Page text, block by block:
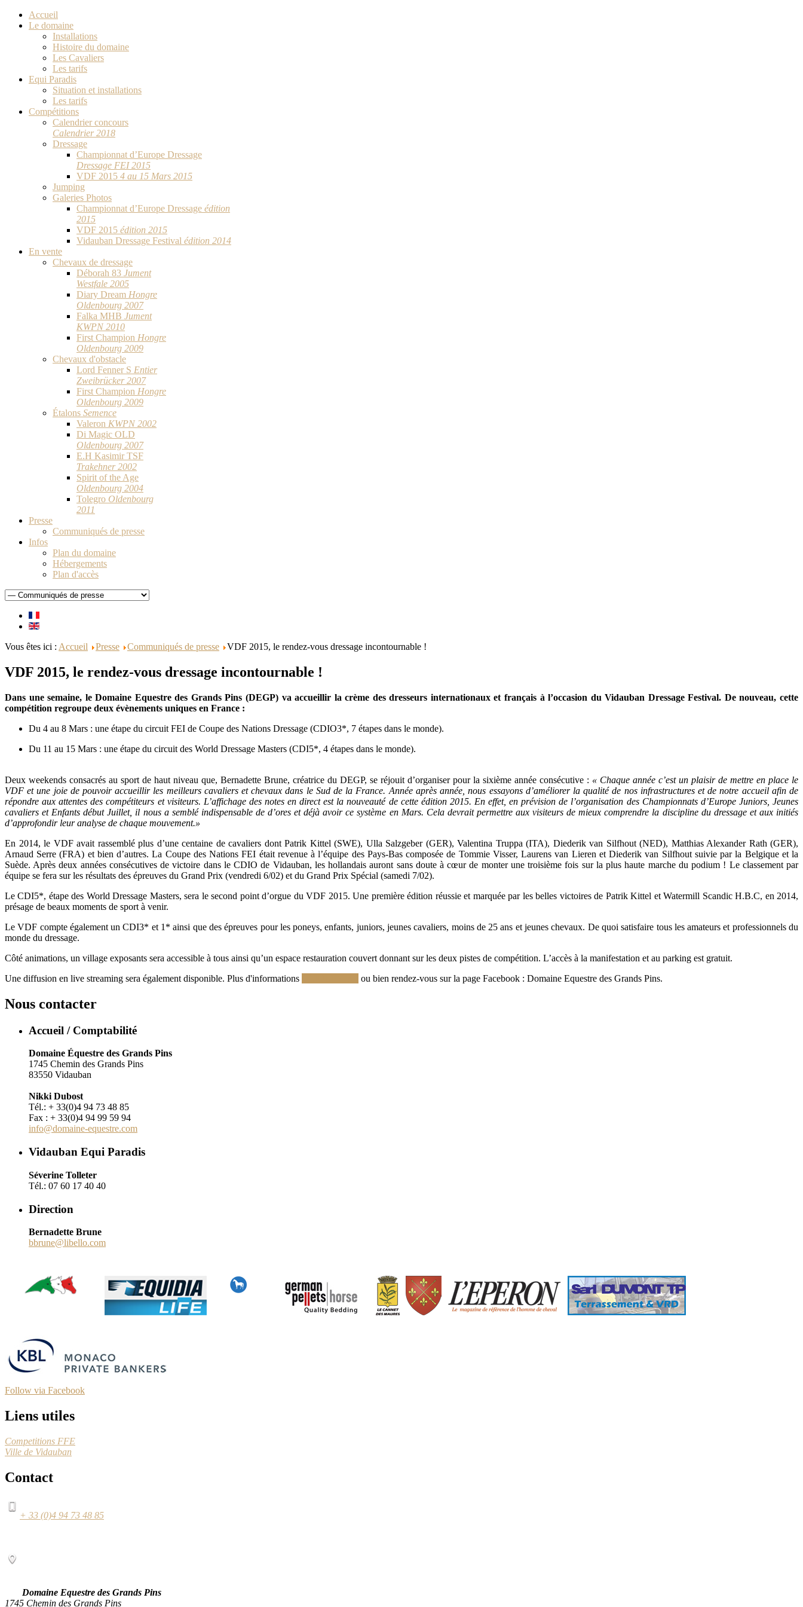
Accueil
Le domaine
Installations
Histoire du domaine
Les Cavaliers
Les tarifs
Equi Paradis
Situation et installations
Les tarifs
Compétitions
Calendrier concours
Calendrier 2018
Dressage
Championnat d’Europe Dressage
Dressage FEI 2015
VDF 2015 4 au 15 Mars 2015
Jumping
Galeries Photos
Championnat d’Europe Dressage édition
2015
VDF 2015 édition 2015
Vidauban Dressage Festival édition 2014
En vente
Chevaux de dressage
Déborah 83 Jument
Westfale 2005
Diary Dream Hongre
Oldenbourg 2007
Falka MHB Jument
KWPN 2010
First Champion Hongre
Oldenbourg 2009
Chevaux d'obstacle
Lord Fenner S Entier
Zweibrücker 2007
First Champion Hongre
Oldenbourg 2009
Étalons Semence
Valeron KWPN 2002
Di Magic OLD
Oldenbourg 2007
E.H Kasimir TSF
Trakehner 2002
Spirit of the Age
Oldenbourg 2004
Tolegro Oldenbourg
2011
Presse
Communiqués de presse
Infos
Plan du domaine
Hébergements
Plan d'accès
Vous êtes ici : Accueil Presse Communiqués de presse VDF 2015, le rendez-vous dressage incontournable !
VDF 2015, le rendez-vous dressage incontournable !
Dans une semaine, le Domaine Equestre des Grands Pins (DEGP) va accueillir la crème des dresseurs internationaux et français à l’occasion du Vidauban Dressage Festival. De nouveau, cette
compétition regroupe deux évènements uniques en France :
Du 4 au 8 Mars : une étape du circuit FEI de Coupe des Nations Dressage (CDIO3*, 7 étapes dans le monde).
Du 11 au 15 Mars : une étape du circuit des World Dressage Masters (CDI5*, 4 étapes dans le monde).
Deux weekends consacrés au sport de haut niveau que, Bernadette Brune, créatrice du DEGP, se réjouit d’organiser pour la sixième année consécutive : « Chaque année c’est un plaisir de mettre en place le
VDF et une joie de pouvoir accueillir les meilleurs cavaliers et chevaux dans le Sud de la France. Année après année, nous essayons d’améliorer la qualité de nos infrastructures et de notre accueil afin de
répondre aux attentes des compétiteurs et visiteurs. L’affichage des notes en direct est la nouveauté de cette édition 2015. En effet, en prévision de l’organisation des Championnats d’Europe Juniors, Jeunes
cavaliers et Enfants début Juillet, il nous a semblé indispensable de d’ores et déjà avoir ce système en Mars. Cela devrait permettre aux visiteurs de mieux comprendre la discipline du dressage et aux initiés
d’approfondir leur analyse de chaque mouvement.»
En 2014, le VDF avait rassemblé plus d’une centaine de cavaliers dont Patrik Kittel (SWE), Ulla Salzgeber (GER), Valentina Truppa (ITA), Diederik van Silfhout (NED), Matthias Alexander Rath (GER),
Arnaud Serre (FRA) et bien d’autres. La Coupe des Nations FEI était revenue à l’équipe des Pays-Bas composée de Tommie Visser, Laurens van Lieren et Diederik van Silfhout suivie par la Belgique et la
Suède. Après deux années consécutives de victoire dans le CDIO de Vidauban, les hollandais auront sans doute à cœur de monter une troisième fois sur la plus haute marche du podium ! Le classement par
équipe se fera sur les résultats des épreuves du Grand Prix (vendredi 6/02) et du Grand Prix Spécial (samedi 7/02).
Le CDI5*, étape des World Dressage Masters, sera le second point d’orgue du VDF 2015. Une première édition réussie et marquée par les belles victoires de Patrik Kittel et Watermill Scandic H.B.C, en 2014,
présage de beaux moments de sport à venir.
Le VDF compte également un CDI3* et 1* ainsi que des épreuves pour les poneys, enfants, juniors, jeunes cavaliers, moins de 25 ans et jeunes chevaux. De quoi satisfaire tous les amateurs et professionnels du
monde du dressage.
Côté animations, un village exposants sera accessible à tous ainsi qu’un espace restauration couvert donnant sur les deux pistes de compétition. L’accès à la manifestation et au parking est gratuit.
Une diffusion en live streaming sera également disponible. Plus d'informations
ou bien rendez-vous sur la page Facebook : Domaine Equestre des Grands Pins.
Nous contacter
Accueil / Comptabilité
Domaine Équestre des Grands Pins
1745 Chemin des Grands Pins
83550 Vidauban
Nikki Dubost
Tél.: + 33(0)4 94 73 48 85
Fax : + 33(0)4 94 99 59 94
info@domaine-equestre.com
Vidauban Equi Paradis
Séverine Tolleter
Tél.: 07 60 17 40 40
Direction
Bernadette Brune
bbrune@libello.com
Follow via Facebook
Liens utiles
Competitions FFE
Ville de Vidauban
Contact
+ 33 (0)4 94 73 48 85
Domaine Equestre des Grands Pins
1745 Chemin des Grands Pins